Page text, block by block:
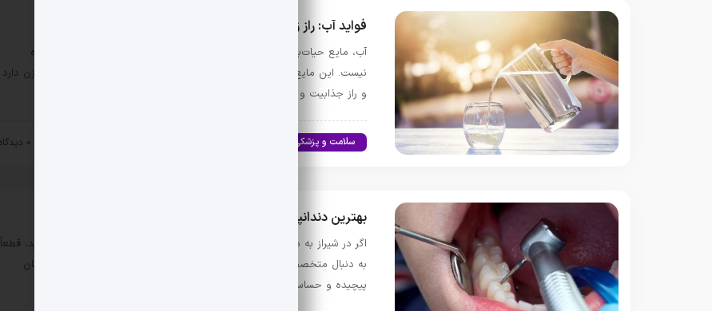
فواید آب: راز زیبایی، لاغری و سلامتی که نمی‌دانستید!
آب، مایع حیات‌بخش و حیاتی‌ترین عنصر بدن انسان، تنها یک نوشیدنی ساده
نیست. این مایع شگفت‌انگیز، تأثیرات جادویی بر سلامت، زیبایی و کاهش وزن دارد
و راز جذابیت و تندرستی بسیاری از …
سلامت و پزشکی 0 دیدگاه
بهترین دندانپزشک عصب کشی دندان در شیراز
اگر در شیراز به دنبال بهترین دندانپزشک برای انجام عصب کشی دندان هستید، قطعاً
به دنبال متخصصی هستید که تجربه و مهارت‌های لازم را برای انجام این درمان
پیچیده و حساس داشته …